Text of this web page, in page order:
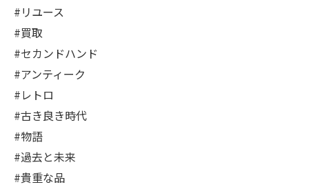
#リユース
#買取
#セカンドハンド
#アンティーク
#レトロ
#古き良き時代
#物語
#過去と未来
#貴重な品